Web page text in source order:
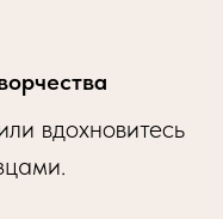
вдохновитесь